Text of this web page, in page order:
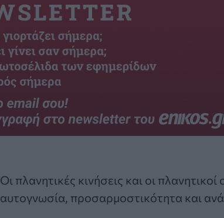
Οι πλανητικές κινήσεις και οι
αυτογνωσία, προσαρμοστικότητα και